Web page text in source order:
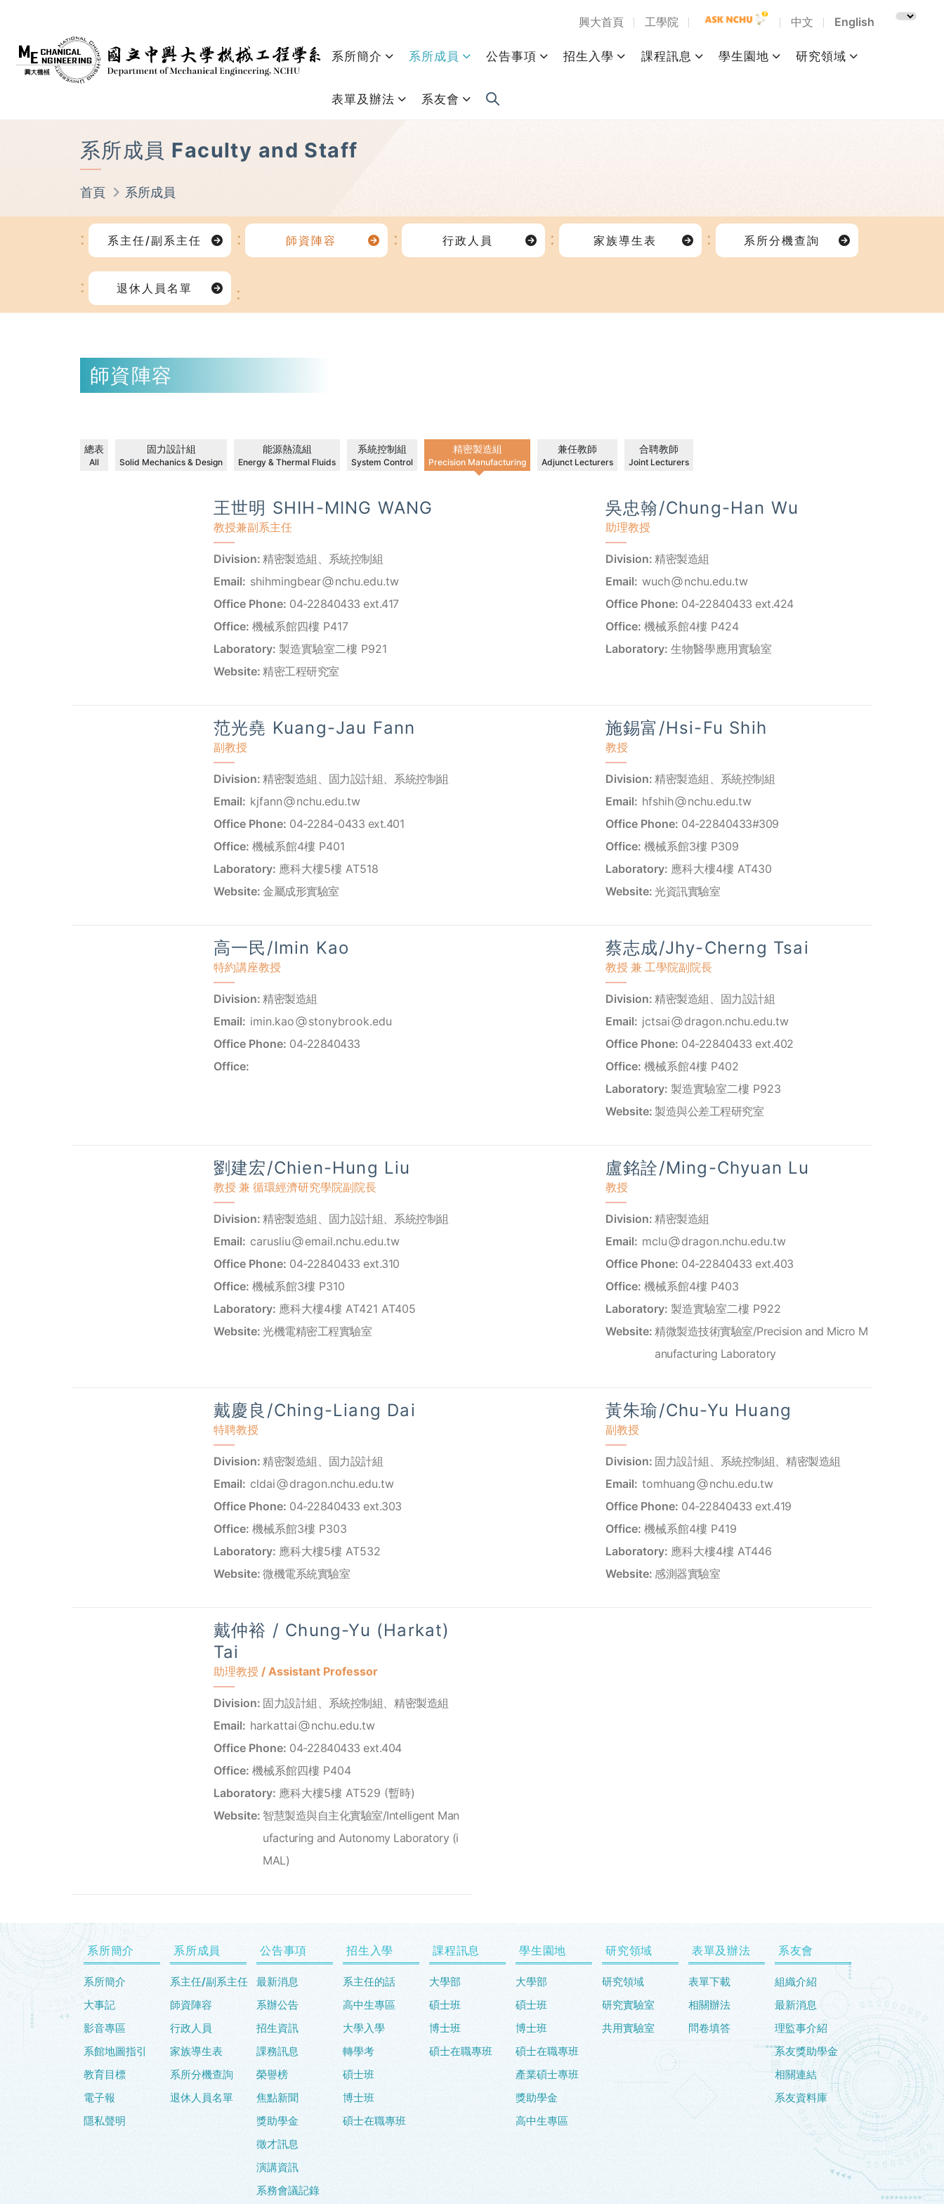
興大首頁 工學院 中文 English
系所簡介 系所成員 公告事項 招生入學 課程訊息 學生園地 研究領域
表單及辦法 系友會
系所成員 Faculty and Staff
首頁 系所成員
系主任/副系主任 師資陣容 行政人員 家族導生表 系所分機查詢
退休人員名單
師資陣容
總表
All
固力設計組
Solid Mechanics & Design
能源熱流組
Energy & Thermal Fluids
系統控制組
System Control
精密製造組
Precision Manufacturing
兼任教師
Adjunct Lecturers
合聘教師
Joint Lecturers
王世明 SHIH-MING WANG
教授兼副系主任
Division: 精密製造組
系統控制組
Email: shihmingbear
nchu.edu.tw
Office Phone: 04-22840433 ext.417
Office: 機械系館四樓 P417
Laboratory: 製造實驗室二樓 P921
Website: 精密工程研究室
吳忠翰/Chung-Han Wu
助理教授
Division: 精密製造組
Email: wuch
nchu.edu.tw
Office Phone: 04-22840433 ext.424
Office: 機械系館4樓 P424
Laboratory: 生物醫學應用實驗室
范光堯 Kuang-Jau Fann
副教授
Division: 精密製造組 固力設計組
系統控制組
Email: kjfann
nchu.edu.tw
Office Phone: 04-2284-0433 ext.401
Office: 機械系館4樓 P401
Laboratory: 應科大樓5樓 AT518
Website: 金屬成形實驗室
施錫富/Hsi-Fu Shih
教授
Division: 精密製造組
系統控制組
Email: hfshih
nchu.edu.tw
Office Phone: 04-22840433#309
Office: 機械系館3樓 P309
Laboratory: 應科大樓4樓 AT430
Website: 光資訊實驗室
高一民/Imin Kao
特約講座教授
Division: 精密製造組
Email: imin.kao
stonybrook.edu
Office Phone: 04-22840433
Office:
蔡志成/Jhy-Cherng Tsai
教授 兼 工學院副院長
Division: 精密製造組
固力設計組
Email: jctsai
dragon.nchu.edu.tw
Office Phone: 04-22840433 ext.402
Office: 機械系館4樓 P402
Laboratory: 製造實驗室二樓 P923
Website: 製造與公差工程研究室
劉建宏/Chien-Hung Liu
教授 兼 循環經濟研究學院副院長
Division: 精密製造組 固力設計組
系統控制組
Email: carusliu
email.nchu.edu.tw
Office Phone: 04-22840433 ext.310
Office: 機械系館3樓 P310
Laboratory: 應科大樓4樓 AT421 AT405
Website: 光機電精密工程實驗室
盧銘詮/Ming-Chyuan Lu
教授
Division: 精密製造組
Email: mclu
dragon.nchu.edu.tw
Office Phone: 04-22840433 ext.403
Office: 機械系館4樓 P403
Laboratory: 製造實驗室二樓 P922
Website: 精微製造技術實驗室/Precision and Micro M
anufacturing Laboratory
戴慶良/Ching-Liang Dai
特聘教授
Division: 精密製造組
固力設計組
Email: cldai
dragon.nchu.edu.tw
Office Phone: 04-22840433 ext.303
Office: 機械系館3樓 P303
Laboratory: 應科大樓5樓 AT532
Website: 微機電系統實驗室
黃朱瑜/Chu-Yu Huang
副教授
Division: 固力設計組 系統控制組
精密製造組
Email: tomhuang
nchu.edu.tw
Office Phone: 04-22840433 ext.419
Office: 機械系館4樓 P419
Laboratory: 應科大樓4樓 AT446
Website: 感測器實驗室
戴仲裕 / Chung-Yu (Harkat)
Tai
助理教授 / Assistant Professor
Division: 固力設計組 系統控制組
精密製造組
Email: harkattai
nchu.edu.tw
Office Phone: 04-22840433 ext.404
Office: 機械系館四樓 P404
Laboratory: 應科大樓5樓 AT529 (暫時)
Website: 智慧製造與自主化實驗室/Intelligent Man
ufacturing and Autonomy Laboratory (i
MAL)
系所簡介
系所簡介
大事記
影音專區
系館地圖指引
教育目標
電子報
隱私聲明
系所成員
系主任/副系主任
師資陣容
行政人員
家族導生表
系所分機查詢
退休人員名單
公告事項
最新消息
系辦公告
招生資訊
課務訊息
榮譽榜
焦點新聞
獎助學金
徵才訊息
演講資訊
系務會議記錄
招生入學
系主任的話
高中生專區
大學入學
轉學考
碩士班
博士班
碩士在職專班
課程訊息
大學部
碩士班
博士班
碩士在職專班
學生園地
大學部
碩士班
博士班
碩士在職專班
產業碩士專班
獎助學金
高中生專區
研究領域
研究領域
研究實驗室
共用實驗室
表單及辦法
表單下載
相關辦法
問卷填答
系友會
組織介紹
最新消息
理監事介紹
系友獎助學金
相關連結
系友資料庫